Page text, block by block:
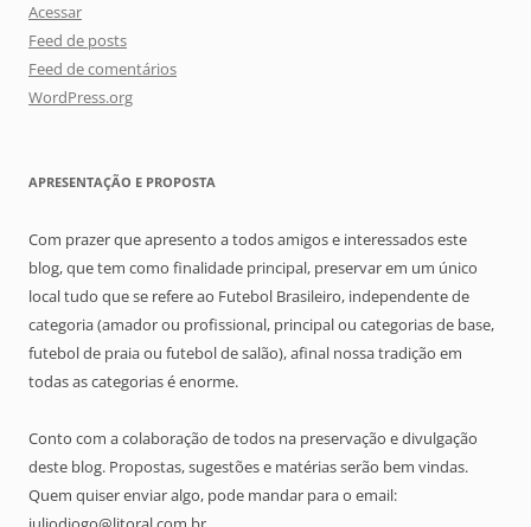
Acessar
Feed de posts
Feed de comentários
WordPress.org
APRESENTAÇÃO E PROPOSTA
Com prazer que apresento a todos amigos e interessados este
blog, que tem como finalidade principal, preservar em um único
local tudo que se refere ao Futebol Brasileiro, independente de
categoria (amador ou profissional, principal ou categorias de base,
futebol de praia ou futebol de salão), afinal nossa tradição em
todas as categorias é enorme.
Conto com a colaboração de todos na preservação e divulgação
deste blog. Propostas, sugestões e matérias serão bem vindas.
Quem quiser enviar algo, pode mandar para o email: